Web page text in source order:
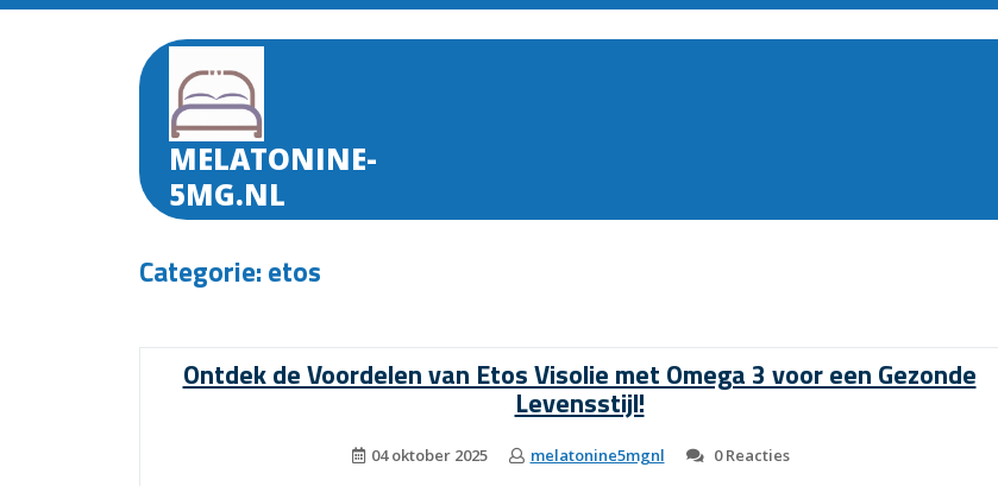
Skip
MELATONINE-
5MG.NL
Categorie:etos
Ontdek de Voordelen van Etos Visolie met Omega 3 voor een Gezonde
Levensstijl!
04 oktober 2025 melatonine5mgnl 0 Reacties